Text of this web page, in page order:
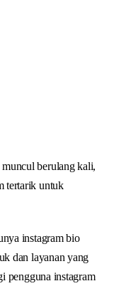
berulang kali,
tertarik untuk
instagram bio
dan layanan yang
pengguna instagram